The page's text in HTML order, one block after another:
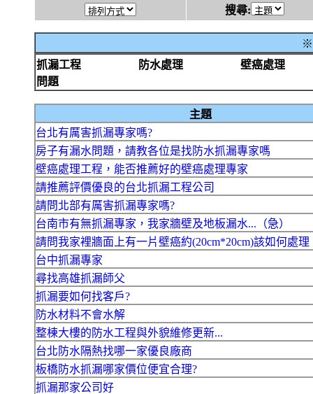
搜尋:
※
抓漏工程
防水處理
壁癌處理
問題
主題
台北有厲害抓漏專家嗎?
房子有漏水問題，請教各位是找防水抓漏專家嗎
壁癌處理工程，能否推薦好的壁癌處理專家
請推薦評價優良的台北抓漏工程公司
請問北部有厲害抓漏專家嗎?
台南市有無抓漏專家，我家牆壁及地板漏水...（急）
請問我家裡牆面上有一片壁癌約(20cm*20cm)該如何處理
台中抓漏專家
尋找高雄抓漏師父
抓漏要如何找客戶?
防水材料不會水解
整棟大樓的防水工程與外貌維修更新...
台北防水隔熱找哪一家優良廠商
板橋防水抓漏哪家價位便宜合理?
抓漏那家公司好